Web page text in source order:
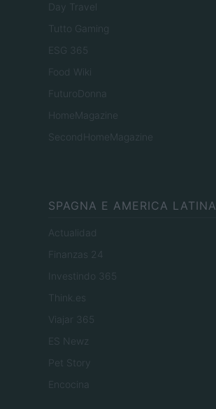
Day Travel
Tutto Gaming
ESG 365
Food Wiki
FuturoDonna
HomeMagazine
SecondHomeMagazine
SPAGNA E AMERICA LATINA
Actualidad
Finanzas 24
Investindo 365
Think.es
Viajar 365
ES Newz
Pet Story
Encocina